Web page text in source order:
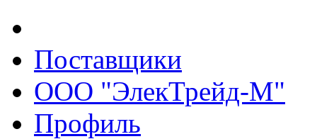
Поставщики
ООО "ЭлекТрейд-М"
Профиль